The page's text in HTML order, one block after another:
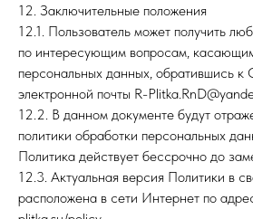
12. Заключительные положения
12.1. Пользователь может получить
по интересующим вопросам,
персональных данных, обратившись
электронной почты R-
12.2. В данном документе будут
политики обработки персональных
Политика действует бессрочно до
12.3. Актуальная версия Политики в
расположена в сети Интернет по